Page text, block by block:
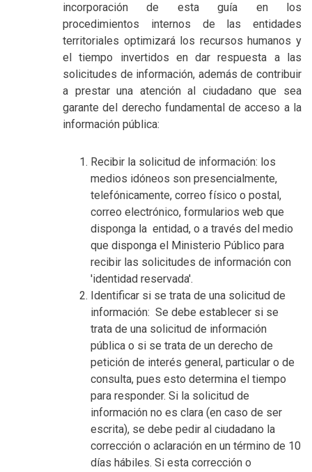
incorporación de esta guía en los
procedimientos internos de las entidades
territoriales optimizará los recursos humanos y
el tiempo invertidos en dar respuesta a las
solicitudes de información, además de contribuir
a prestar una atención al ciudadano que sea
garante del derecho fundamental de acceso a la
información pública:
Recibir la solicitud de información: los
medios idóneos son presencialmente,
telefónicamente, correo físico o postal,
correo electrónico, formularios web que
disponga la entidad, o a través del medio
que disponga el Ministerio Público para
recibir las solicitudes de información con
'identidad reservada'.
Identificar si se trata de una solicitud de
información: Se debe establecer si se
trata de una solicitud de información
pública o si se trata de un derecho de
petición de interés general, particular o de
consulta, pues esto determina el tiempo
para responder. Si la solicitud de
información no es clara (en caso de ser
escrita), se debe pedir al ciudadano la
corrección o aclaración en un término de 10
días hábiles. Si esta corrección o